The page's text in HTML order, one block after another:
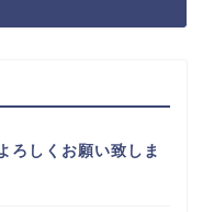
ろしくお願い致しま